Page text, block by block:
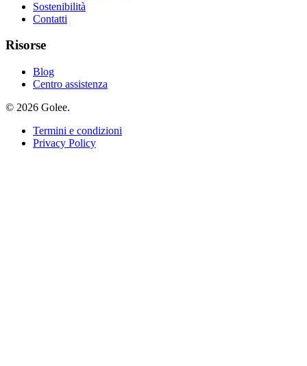
Sostenibilità
Contatti
Risorse
Blog
Centro assistenza
© 2026 Golee.
Termini e condizioni
Privacy Policy